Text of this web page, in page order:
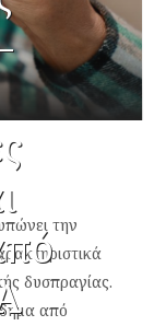
την
δυσπραγίας.
από